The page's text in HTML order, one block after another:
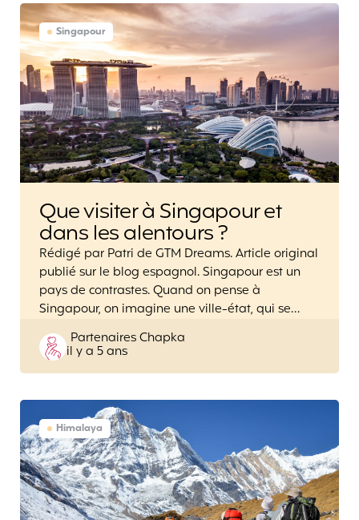
Singapour
Que visiter à Singapour et
dans les alentours ?
Rédigé par Patri de GTM Dreams. Article original
publié sur le blog espagnol. Singapour est un
pays de contrastes. Quand on pense à
Singapour, on imagine une ville-état, qui se…
Posted
by
Partenaires Chapka
il y a 5 ans
Himalaya